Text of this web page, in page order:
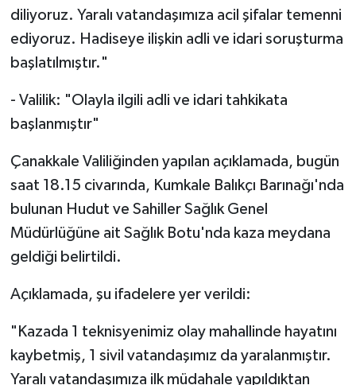
diliyoruz. Yaralı vatandaşımıza acil şifalar temenni
ediyoruz. Hadiseye ilişkin adli ve idari soruşturma
başlatılmıştır."
- Valilik: "Olayla ilgili adli ve idari tahkikata
başlanmıştır"
Çanakkale Valiliğinden yapılan açıklamada, bugün
saat 18.15 civarında, Kumkale Balıkçı Barınağı'nda
bulunan Hudut ve Sahiller Sağlık Genel
Müdürlüğüne ait Sağlık Botu'nda kaza meydana
geldiği belirtildi.
Açıklamada, şu ifadelere yer verildi:
"Kazada 1 teknisyenimiz olay mahallinde hayatını
kaybetmiş, 1 sivil vatandaşımız da yaralanmıştır.
Yaralı vatandaşımıza ilk müdahale yapıldıktan